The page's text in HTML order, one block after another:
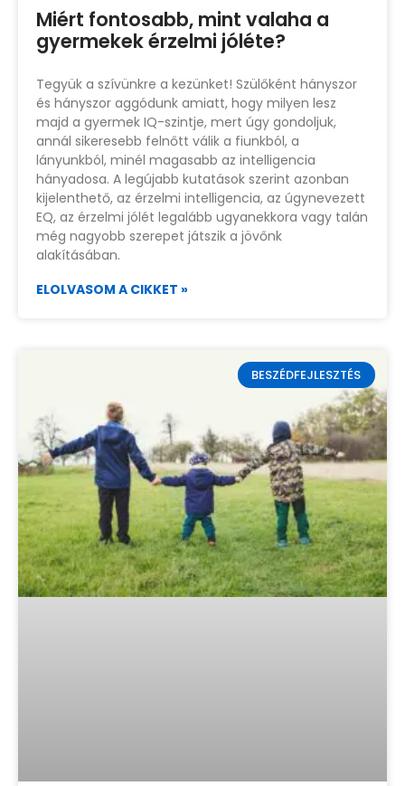
Miért fontosabb, mint valaha a
gyermekek érzelmi jóléte?
Tegyük a szívünkre a kezünket! Szülőként hányszor
és hányszor aggódunk amiatt, hogy milyen lesz
majd a gyermek IQ-szintje, mert úgy gondoljuk,
annál sikeresebb felnőtt válik a fiunkból, a
lányunkból, minél magasabb az intelligencia
hányadosa. A legújabb kutatások szerint azonban
kijelenthető, az érzelmi intelligencia, az úgynevezett
EQ, az érzelmi jólét legalább ugyanekkora vagy talán
még nagyobb szerepet játszik a jövőnk
alakításában.
ELOLVASOM A CIKKET »
BESZÉDFEJLESZTÉS